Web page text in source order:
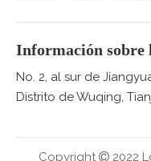
Información sobre
No. 2, al sur de
Distrito de Wuqing,
Copyright 2022